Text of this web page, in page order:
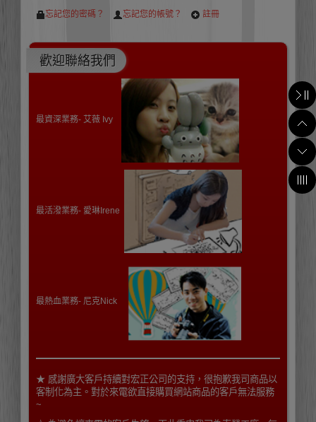
忘記您的密碼？ 忘記您的帳號？ 註冊
歡迎聯絡我們
最資深業務- 艾薇 Ivy
最活潑業務- 愛琳Irene
最熱血業務- 尼克Nick
★ 感謝廣大客戶持續對宏正公司的支持，很抱歉我司商品以
客制化為主。對於來電欲直接購買網站商品的客戶無法服務
~